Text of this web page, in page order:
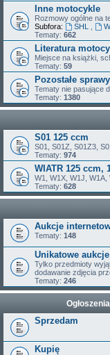
Inne motocykle
Rozmowy ogólne na
Subfora:
SHL
Tematy: 662
Literatura
Miejsce na książki,
Tematy: 59
Pozostałe sprawy
Tematy nie pasujące
Tematy: 1380
S01 125 ccm
S01, S01Z, S01Z3,
Tematy: 974
WIATR 125 ccm,
W1, W1X, W1J,
Tematy: 628
Aukcje
Tematy: 148
Unikatowe aukcje
Tylko przedmioty
dodawanie zdjęcia
Tematy: 246
Sprzedam
Kupię